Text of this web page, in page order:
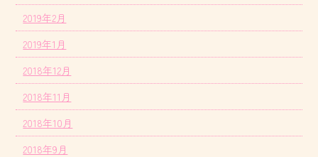
2019年2月
2019年1月
2018年12月
2018年11月
2018年10月
2018年9月